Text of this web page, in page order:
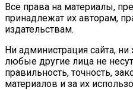
Все права на материалы,
принадлежат их авторам,
издательствам.
Ни администрация сайта,
любые другие лица не
правильность, точность,
материалов и за их